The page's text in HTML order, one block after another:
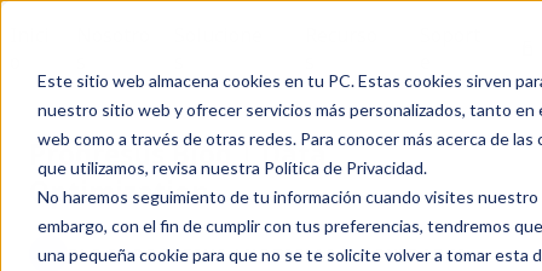
Este sitio web almacena cookies en tu PC. Estas cookies sirven
nuestro sitio web y ofrecer servicios más personalizados, tanto en
web como a través de otras redes. Para conocer más acerca de las
que utilizamos, revisa nuestra Política de Privacidad.
No haremos seguimiento de tu información cuando visites nuestro
embargo, con el fin de cumplir con tus preferencias, tendremos
una pequeña cookie para que no se te solicite volver a tomar esta
Progresus Blog | Data
Optimization
BLOG PROGRESUS / NOTICIAS & NOVEDADES